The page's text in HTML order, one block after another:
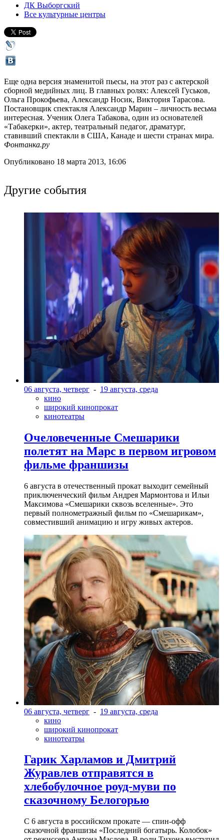
ДК Выборгский
Все культурные центры
Еще одна версия знаменитой пьесы, на этот раз с актерской
сборной медийных лиц. В главных ролях: Алексей Гуськов,
Ольга Прокофьева, Александр Носик, Виктория Тарасова.
Постановщик спектакля Александр Марин – личность весьма
интересная. Ученик Олега Табакова, один из основателей
«Табакерки», актер, театральный педагог, драматург,
ставивший спектакли в США, Канаде и шести странах мира.
Фонтанка.ру
Опубликовано 18 марта 2013, 16:06
Другие события
06 августа, четверг - 19 августа, среда
кино
широкий кинопрокат
кинотеатры
Очеловеченные Смешарики
полетят на Марс в первом игровом
фильме франшизы
6 августа в отечественный прокат выходит семейный
приключенческий фильм Андрея Мармонтова и Ильи
Максимова «Смешарики сквозь вселенные». Это
первый полнометражный фильм по «Смешарикам»,
совместивший анимацию и игру живых актеров.
06 августа, четверг - 19 августа, среда
кино
широкий кинопрокат
кинотеатры
Гарик Харламов и Дмитрий
Журавлев отправятся в
хлебобулочное роуд-муви по
сказочному Белогорью
С 6 августа в российском прокате — спин-офф
сказочной франшизы «Последний богатырь. Колобок»